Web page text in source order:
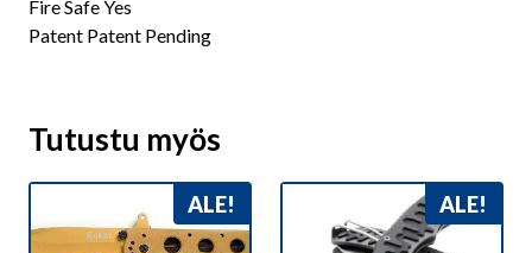
Fire Safe Yes
Patent Patent Pending
Tutustu myös
ALE! ALE!